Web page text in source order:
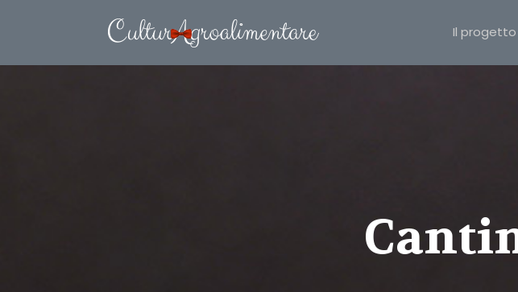
Il progetto